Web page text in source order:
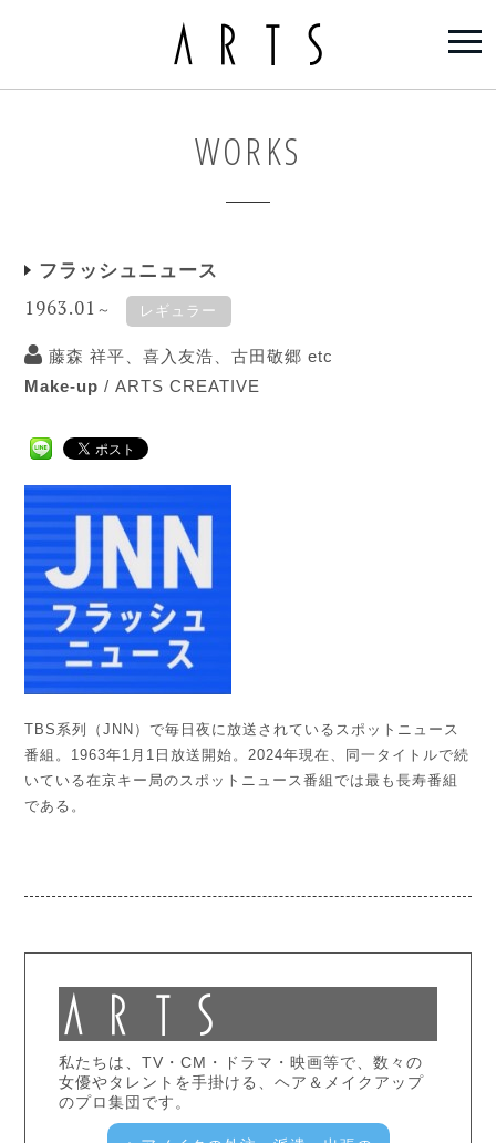
WORKS
フラッシュニュース
1963.01 ～ レギュラー
藤森 祥平、喜入友浩、古田敬郷 etc
Make-up / ARTS CREATIVE
TBS系列（JNN）で毎日夜に放送されているスポットニュース
番組。1963年1月1日放送開始。2024年現在、同一タイトルで続
いている在京キー局のスポットニュース番組では最も長寿番組
である。
私たちは、TV・CM・ドラマ・映画等で、数々の
女優やタレントを手掛ける、ヘア＆メイクアップ
のプロ集団です。